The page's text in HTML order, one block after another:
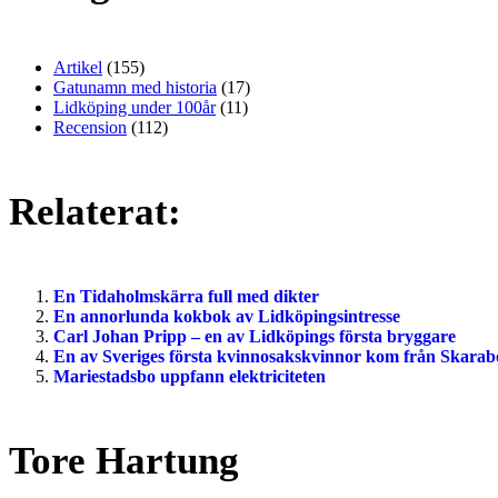
Artikel (155)
Gatunamn med historia (17)
Lidköping under 100år(11)
Recension (112)
Relaterat:
En Tidaholmskärra full med dikter
En annorlunda kokbok av Lidköpingsintresse
Carl Johan Pripp – en av Lidköpings första bryggare
En av Sveriges första kvinnosakskvinnor kom från
Mariestadsbo uppfann elektriciteten
Tore Hartung